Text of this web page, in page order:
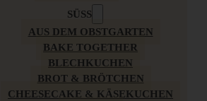
SÜSS
AUS DEM OBSTGARTEN
BAKE TOGETHER
BLECHKUCHEN
BROT & BRÖTCHEN
CHEESECAKE & KÄSEKUCHEN